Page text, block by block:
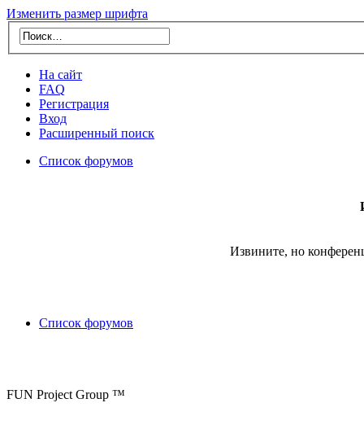
Изменить размер шрифта
На сайт
FAQ
Регистрация
Вход
Расширенный поиск
Список форумов
Извините, но
Список форумов
FUN Project Group ™